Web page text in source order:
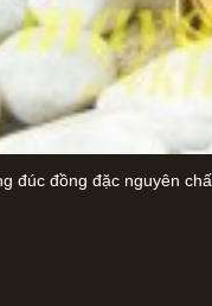
đúc đồng đặc nguyên